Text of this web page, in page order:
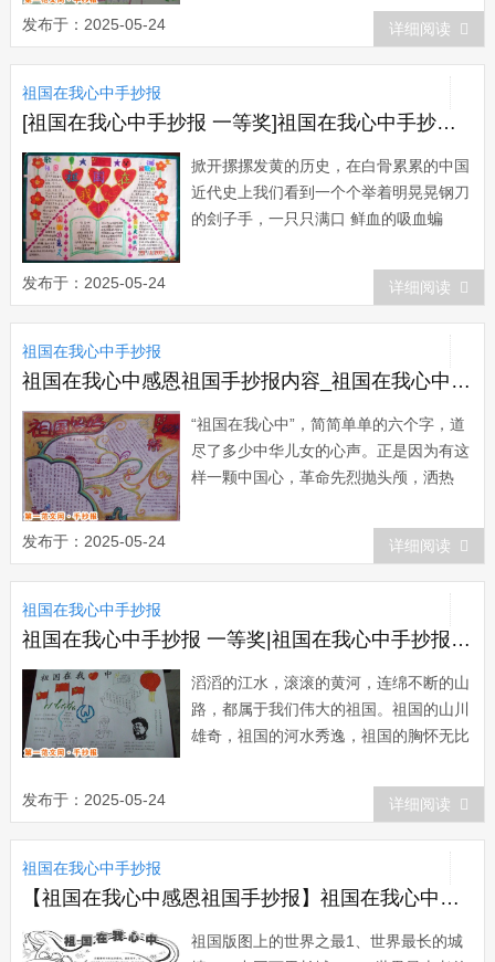
叼着头颅的鹰犬和一淌淌鲜艳刺目的血!
这是民族的。让受苦受难，受辱受虐的中
国人的血不再白流，是老一辈仁人志士的
不懈追求，他们奇迹般地走过了二万五千
里长征，经...
发布于：2025-05-24 详细阅读
祖国在我心中手抄报
[祖国在我心中手抄报 一等奖]祖国在我心中手抄报：我的民族
掀开摞摞发黄的历史，在白骨累累的中国
近代史上我们看到一个个举着明晃晃钢刀
的刽子手，一只只满口 鲜血的吸血蝙
叼着头颅的鹰犬和一淌淌鲜艳刺目的血!
这是民族的。让受苦受难，受辱受虐的中
国人的血不再白流，是老一辈仁人志士的
不懈追求，他们奇迹般地走过了二万五千
里长征，经...
发布于：2025-05-24 详细阅读
祖国在我心中手抄报
祖国在我心中感恩祖国手抄报内容_祖国在我心中手抄报图片资料内容：祖国妈妈
“祖国在我心中”，简简单单的六个字，道
尽了多少中华儿女的心声。正是因为有这
样一颗中国心，革命先烈抛头颅，洒热
一个炎黄子孙看到迎风飘扬的五星红旗都
会热血沸腾，壮志激昂。我们现在的幸福
生活是革命烈士的血换来的，看到胸前飘
发布于：2025-05-24 详细阅读
祖国在我心中手抄报
祖国在我心中手抄报 一等奖|祖国在我心中手抄报：滚滚的黄河
滔滔的江水，滚滚的黄河，连绵不断的山
路，都属于我们伟大的祖国。祖国的山川
雄奇，祖国的河水秀逸，祖国的胸怀无比
的时候，每一个有良知的中国人脸上流着
泪，心中淌着血。为了心中神圣不可侵犯
的祖国，他们在黑暗中摸索，在屈辱中抗
争。闻一多拍案而起，横眉冷对暗杀者的
手枪;吉...
发布于：2025-05-24 详细阅读
祖国在我心中手抄报
【祖国在我心中感恩祖国手抄报】祖国在我心中手抄报：祖国版图上的世界之最
祖国版图上的世界之最1、世界最长的城